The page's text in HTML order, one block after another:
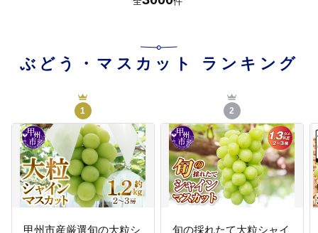
ぶどう・マスカット ランキング
1
甲州市産厳選旬の大粒シ
2
旬の採れたて大粒シャイ